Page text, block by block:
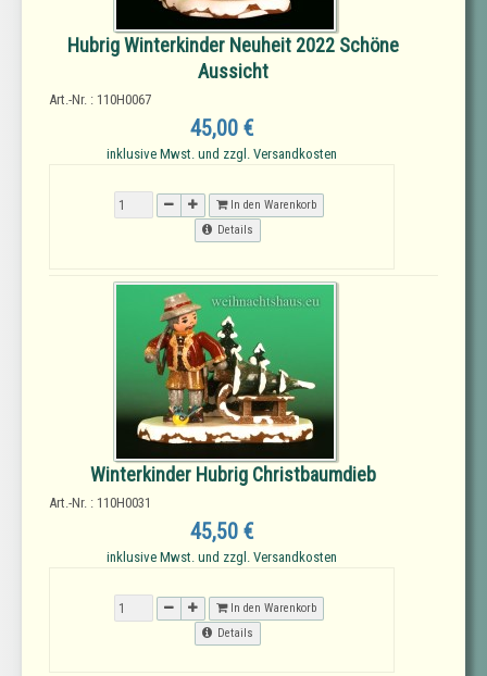
Hubrig Winterkinder Neuheit 2022 Schöne
Aussicht
Art.-Nr. : 110H0067
45,00 €
inklusive Mwst. und zzgl. Versandkosten
In den Warenkorb
Details
Winterkinder Hubrig Christbaumdieb
Art.-Nr. : 110H0031
45,50 €
inklusive Mwst. und zzgl. Versandkosten
In den Warenkorb
Details